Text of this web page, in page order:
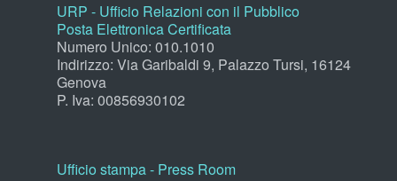
URP - Ufficio Relazioni con il Pubblico
Posta Elettronica Certificata
Numero Unico: 010.1010
Indirizzo: Via Garibaldi 9, Palazzo Tursi, 16124
Genova
P. Iva: 00856930102
Ufficio stampa - Press Room